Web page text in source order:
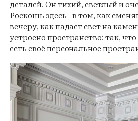
деталей. Он тихий, светлый и
Роскошь здесь - в том, как
вечеру, как падает свет на
устроено пространство: так,
есть своё персональное